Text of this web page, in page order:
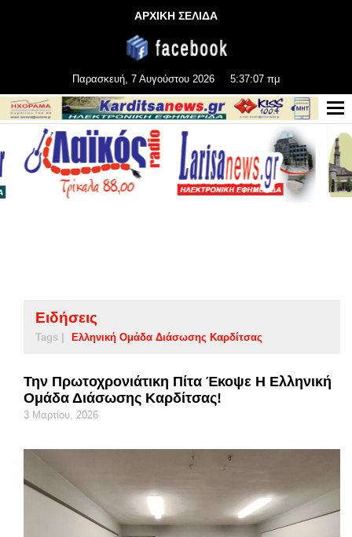
ΑΡΧΙΚΗ ΣΕΛΙΔΑ
Παρασκευή, 7 Αυγούστου 2026 5:37:07 πμ
Ειδήσεις
Tags | Ελληνική Ομάδα Διάσωσης Καρδίτσας
Την Πρωτοχρονιάτικη Πίτα Έκοψε Η Ελληνική
Ομάδα Διάσωσης Καρδίτσας!
3 Μαρτίου, 2026